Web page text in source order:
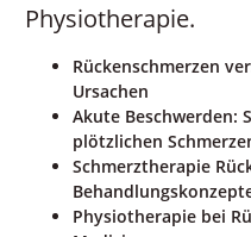
Physiotherapie.
Rückenschmerzen
Ursachen
Akute Beschwerden:
plötzlichen
Schmerztherapie
Physiotherapie bei